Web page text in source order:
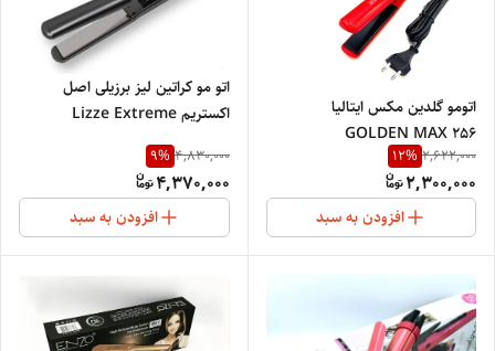
اتومو گلدین مکس ایتالیا
GOLDEN MAX 256
2,622,000
12%
2,300,000
افزودن به سبد
اتو مو کراتین لیز برزیلی اصل
اکستریم Lizze Extreme
4,830,000
9%
4,370,000
افزودن به سبد